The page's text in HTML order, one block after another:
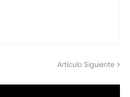
Artículo Siguiente